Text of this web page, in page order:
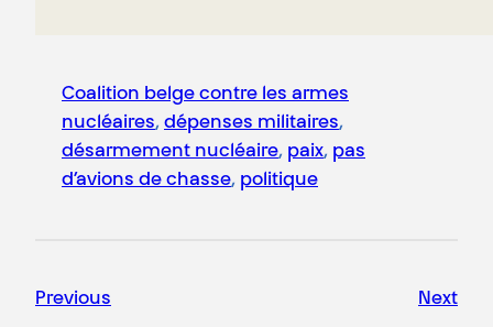
Coalition belge contre les armes
nucléaires, dépenses militaires
désarmement nucléaire, paix, pas
d’avions de chasse, politique
Previous Next